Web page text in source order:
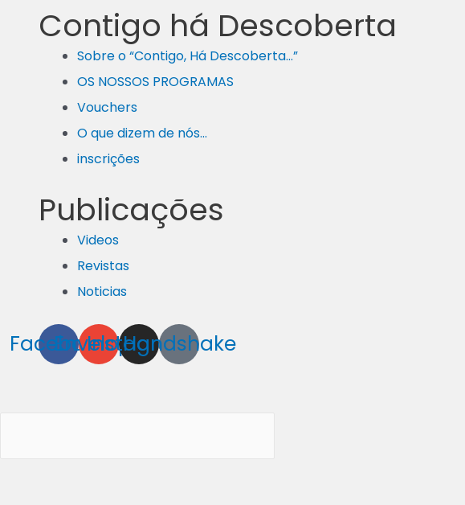
Contigo há Descoberta
Sobre o “Contigo, Há Descoberta…”
OS NOSSOS PROGRAMAS
Vouchers
O que dizem de nós…
inscrições
Publicações
Videos
Revistas
Noticias
Facebook
Envelope
Instagram
Handshake